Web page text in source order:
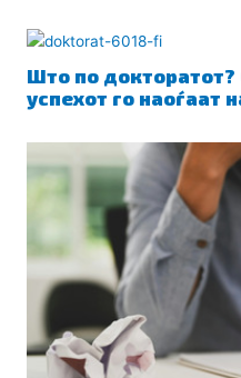
Што по докторатот?
успехот го наоѓаат